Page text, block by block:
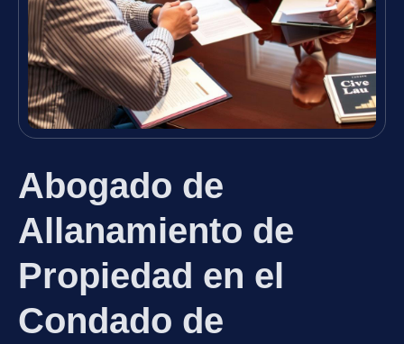
Abogado de
Allanamiento de
Propiedad en el
Condado de